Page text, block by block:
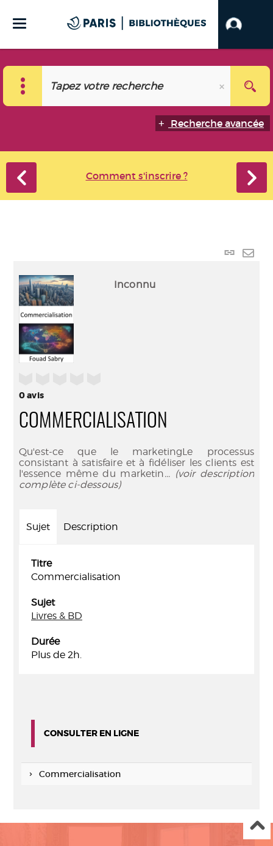
Recherche avancée
Comment s'inscrire ?
Lien
0avis
Inconnu
COMMERCIALISATION
Qu'est-ce que le marketingLe processus
consistant à satisfaire et à fidéliser les clients est
l'essence même du marketin... (voir description
complète ci-dessous)
Sujet Description
Titre
Commercialisation
Sujet
Livres & BD
Durée
Plus de 2h.
CONSULTER EN LIGNE
Commercialisation